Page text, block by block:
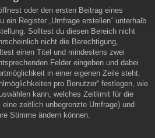
oder den ersten Beitrag eines
ein Register „Umfrage erstellen“ unterhalb
Solltest du diesen Bereich nicht
nicht die Berechtigung,
einen Titel und mindestens zwei
Felder eingeben und dabei
in einer eigenen Zeile steht.
pro Benutzer“ festlegen, wie
kann, welches Zeitlimit für die
zeitlich unbegrenzte Umfrage) und
Stimme ändern können.